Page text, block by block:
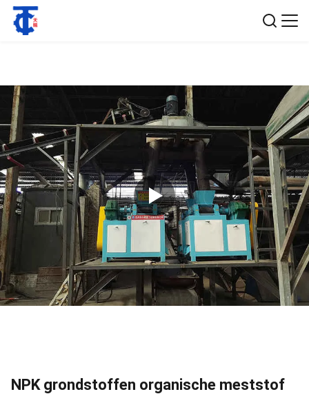
NPK grondstoffen organische meststof